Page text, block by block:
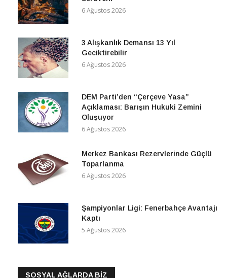
6 Ağustos 2026
3 Alışkanlık Demansı 13 Yıl
Geciktirebilir
6 Ağustos 2026
DEM Parti’den “Çerçeve Yasa”
Açıklaması: Barışın Hukuki Zemini
Oluşuyor
6 Ağustos 2026
Merkez Bankası Rezervlerinde Güçlü
Toparlanma
6 Ağustos 2026
Şampiyonlar Ligi: Fenerbahçe Avantajı
Kaptı
5 Ağustos 2026
SOSYAL AĞLARDA BİZ